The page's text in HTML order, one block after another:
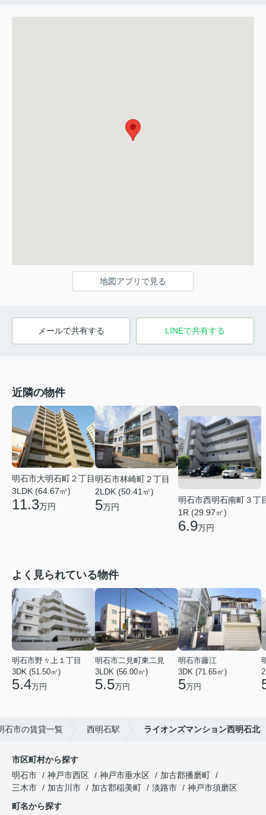
地図アプリで見る
メールで共有する LINEで共有する
近隣の物件
明石市大明石町２丁目
3LDK (64.67㎡)
11.3万円
明石市林崎町２丁目
2LDK (50.41㎡)
5万円
明石市西明石南町３丁
1R (29.97㎡)
6.9万円
よく見られている物件
明石市野々上１丁目
3DK (51.50㎡)
5.4万円
明石市二見町東二見
3LDK (56.00㎡)
5.5万円
明石市藤江
3DK (71.65㎡)
5万円
石市の賃貸一覧 西明石駅 ライオンズマンション西明石北
市区町村から探す
明石市
神戸市西区 神戸市垂水区
加古郡播磨町
三木市
加古川市 加古郡稲美町 淡路市
神戸市須磨区
町名から探す